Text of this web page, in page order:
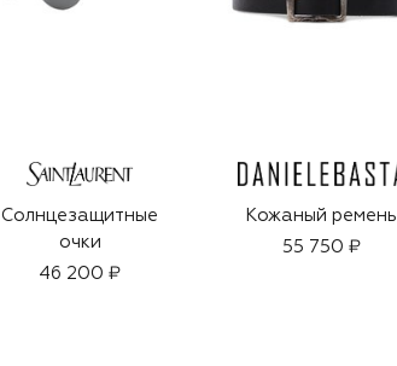
Солнцезащитные
очки
46 200 ₽
Кожаный ремень
55 750 ₽